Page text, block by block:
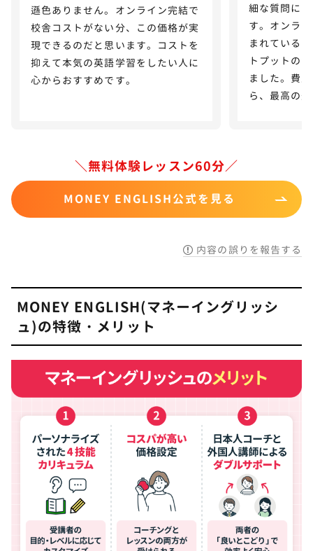
遜色ありません。オンライン完結で
校舎コストがない分、この価格が実
現できるのだと思います。コストを
抑えて本気の英語学習をしたい人に
心からおすすめです。
細な質問に
す。オンラ
まれている
トプットの
ました。費
ら、最高の
＼無料体験レッスン60分／
MONEY ENGLISH公式を見る
内容の誤りを報告する
MONEY ENGLISH(マネーイングリッシ
ュ)の特徴・メリット